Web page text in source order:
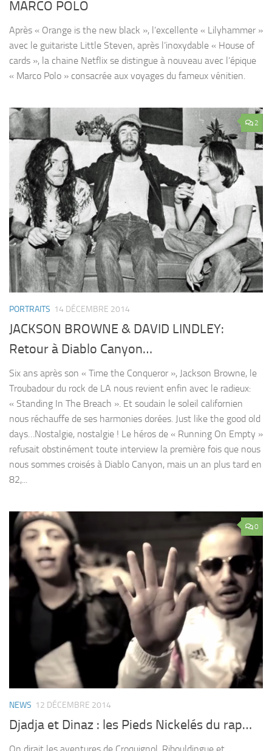
MARCO POLO
Après « Orange is the new black », l’excellente « Lilyhammer »
avec le guitariste Little Steven, après l’inoxydable « House of
cards », la chaine Netflix se distingue à nouveau avec l’épique
« Marco Polo » consacrée aux voyages du fameux vénitien.
2
PORTRAITS 14 DÉCEMBRE 2014
JACKSON BROWNE & DAVID LINDLEY:
Retour à Diablo Canyon…
Six ans après son « Time the Conqueror », Jackson Browne, le
Troubadour du rock de LA nous revient enfin avec le radieux:
« Standing In The Breach ». Et soudain le soleil californien
nous réchauffe de ses harmonies dorées. Just like the good old
days…Nostalgie, nostalgie ! Le héros de « Running On Empty »
refusait obstinément toute interview la première fois que nous
nous sommes croisés à Diablo Canyon, mais un an plus tard en
82,...
0
NEWS 12 DÉCEMBRE 2014
Djadja et Dinaz : les Pieds Nickelés du rap…